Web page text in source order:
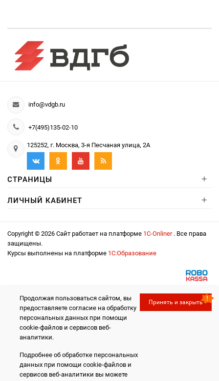
info@vdgb.ru
+7(495)135-02-10
125252, г. Москва, 3-я Песчаная улица, 2А
СТРАНИЦЫ +
ЛИЧНЫЙ КАБИНЕТ +
Copyright © 2026 Сайт работает на платформе 1С-Onliner . Все права
защищены.
Курсы выполнены на платформе 1С:Образование
Продолжая пользоваться сайтом, вы
предоставляете согласие на обработку
персональных данных при помощи
cookie-файлов и сервисов веб-
аналитики.
Подробнее об обработке персональных
данных при помощи cookie-файлов и
сервисов веб-аналитики вы можете
Принять и закрыть